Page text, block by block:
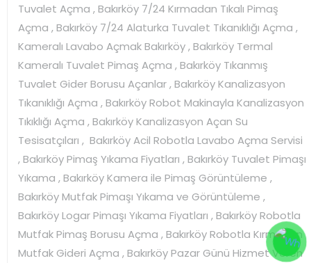
Tuvalet Açma , Bakırköy 7/24 Kırmadan Tıkalı Pimaş
Açma , Bakırköy 7/24 Alaturka Tuvalet Tıkanıklığı Açma ,
Kameralı Lavabo Açmak Bakırköy , Bakırköy Termal
Kameralı Tuvalet Pimaş Açma , Bakırköy Tıkanmış
Tuvalet Gider Borusu Açanlar , Bakırköy Kanalizasyon
Tıkanıklığı Açma , Bakırköy Robot Makinayla Kanalizasyon
Tıkıklığı Açma , Bakırköy Kanalizasyon Açan Su
Tesisatçıları , Bakırköy Acil Robotla Lavabo Açma Servisi
, Bakırköy Pimaş Yıkama Fiyatları , Bakırköy Tuvalet Pimaşı
Yıkama , Bakırköy Kamera ile Pimaş Görüntüleme ,
Bakırköy Mutfak Pimaşı Yıkama ve Görüntüleme ,
Bakırköy Logar Pimaşı Yıkama Fiyatları , Bakırköy Robotla
Mutfak Pimaş Borusu Açma , Bakırköy Robotla Kırmadan
Mutfak Gideri Açma , Bakırköy Pazar Günü Hizmet Veren